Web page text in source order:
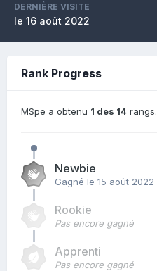
DERNIÈRE VISITE
le 16 août 2022
Rank Progress
MSpe a obtenu 1 des 14 rangs.
Newbie
Gagné le 15 août 2022
Rookie
Pas encore gagné
Apprenti
Pas encore gagné